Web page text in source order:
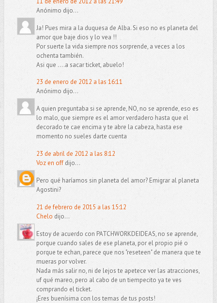
Anónimo dijo...
Ja! Pues mira a la duquesa de Alba. Si eso no es planeta del
amor que baje dios y lo vea !!
Por suerte la vida siempre nos sorprende, a veces a los
ochenta también.
Asi que ....a sacar ticket, abuelo!
23 de enero de 2012 a las 16:11
Anónimo dijo...
A quien preguntaba si se aprende, NO, no se aprende, eso es
lo malo, que siempre es el amor verdadero hasta que el
decorado te cae encima y te abre la cabeza, hasta ese
momento no sueles darte cuenta
23 de abril de 2012 a las 8:12
Voz en offdijo...
Pero qué haríamos sin planeta del amor? Emigrar al planeta
Agostini?
21 de febrero de 2015 a las 15:12
Chelo dijo...
Estoy de acuerdo con PATCHWORKDEIDEAS, no se aprende,
porque cuando sales de ese planeta, por el propio pié o
porque te echan, parece que nos "reseteen" de manera que te
mueras por volver.
Nada más salir no, ni de lejos te apetece ver las atracciones,
uf qué mareo, pero al cabo de un tiempecito ya te ves
comprando el ticket.
¡Eres buenísima con los temas de tus posts!